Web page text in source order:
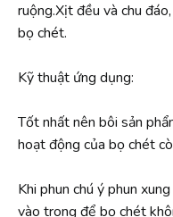
ruộng.Xịt đều và chu
bọ chét.
Kỹ thuật ứng dụng:
Tốt nhất nên bôi sản
hoạt động của bọ chét
Khi phun chú ý phun
vào trong để bọ chét